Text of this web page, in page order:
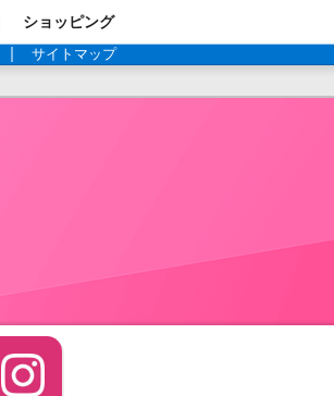
ショッピング
サイトマップ